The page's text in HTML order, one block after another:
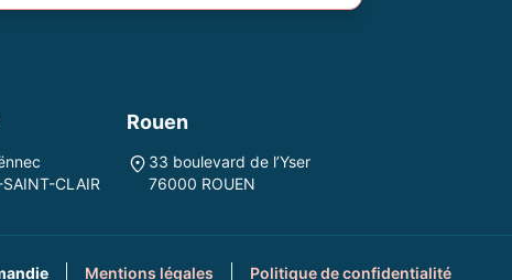
CLAIR
Rouen
33 boulevard de l’Yser
76000 ROUEN
Mentions légales Politique de confidentialité